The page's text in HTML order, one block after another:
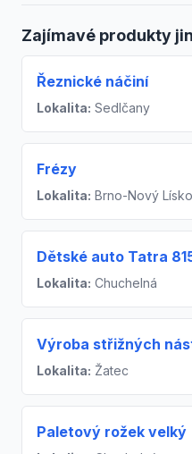
Zajímavé produkty
Řeznické náčiní
Lokalita: Sedlčany
Frézy
Lokalita: Brno-Nový
Dětské auto Tatra
Lokalita: Chuchelná
Výroba střižných
Lokalita: Žatec
Paletový rožek velký